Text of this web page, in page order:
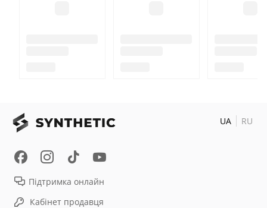
Підтримка онлайн
Кабінет продавця
UA RU